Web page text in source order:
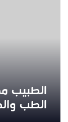
الطبيب
الطب